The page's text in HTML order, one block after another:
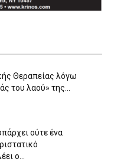
Θεραπείας λόγω
του λαού» της...
ούτε ένα
ο...